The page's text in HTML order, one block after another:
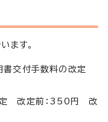
ます。
書交付手数料の改定
定 改定前：350円 改